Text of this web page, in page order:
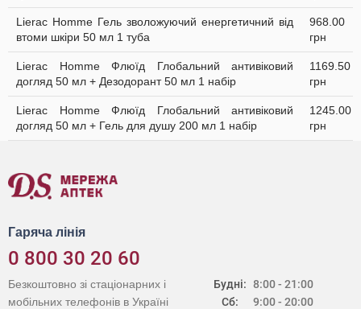
Lierac Homme Гель зволожуючий енергетичний від
втоми шкіри 50 мл 1 туба
968.00
грн
Lierac Homme Флюїд Глобальний антивіковий
догляд 50 мл + Дезодорант 50 мл 1 набір
1169.50
грн
Lierac Homme Флюїд Глобальний антивіковий
догляд 50 мл + Гель для душу 200 мл 1 набір
1245.00
грн
Гаряча лінія
0 800 30 20 60
Будні:
Сб:
8:00 - 21:00
9:00 - 20:00
Безкоштовно зі стаціонарних і
мобільних телефонів в Україні